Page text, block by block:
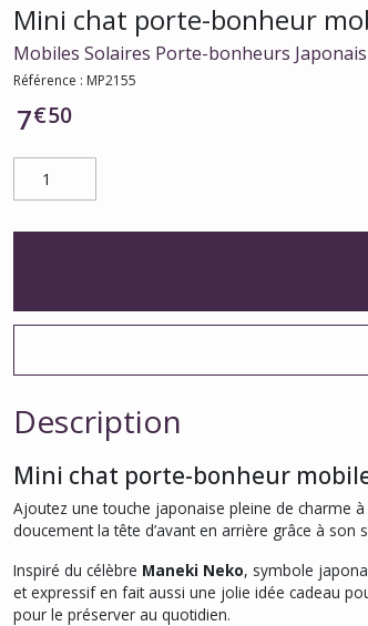
Mini chat porte-bonheur
Mobiles Solaires Porte-bonheurs Japonais
Référence : MP2155
7€50
Description
Mini chat porte-bonheur
Ajoutez une touche japonaise pleine de charme
doucement la tête d’avant en arrière grâce à
Inspiré du célèbre Maneki Neko, symbole
et expressif en fait aussi une jolie idée cadeau
pour le préserver au quotidien.